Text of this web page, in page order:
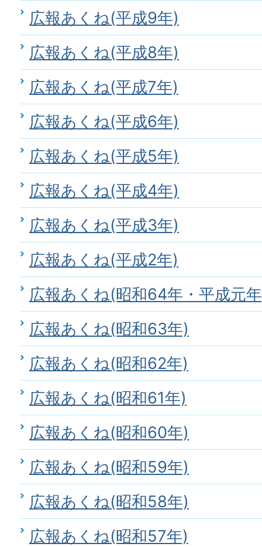
広報あくね(平成9年)
広報あくね(平成8年)
広報あくね(平成7年)
広報あくね(平成6年)
広報あくね(平成5年)
広報あくね(平成4年)
広報あくね(平成3年)
広報あくね(平成2年)
広報あくね(昭和64年・平成元
広報あくね(昭和63年)
広報あくね(昭和62年)
広報あくね(昭和61年)
広報あくね(昭和60年)
広報あくね(昭和59年)
広報あくね(昭和58年)
広報あくね(昭和57年)